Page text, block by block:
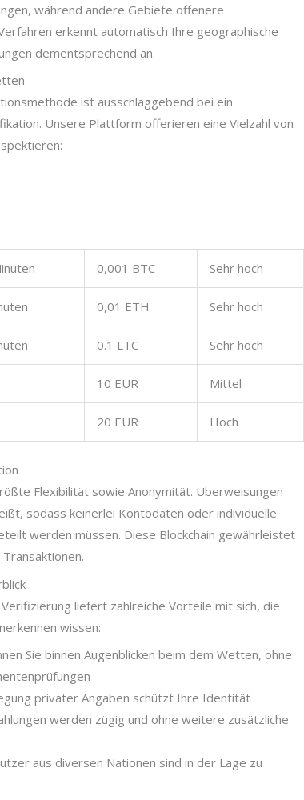
während andere Gebiete offenere
erkennt automatisch Ihre geographische
dementsprechend an.
ist ausschlaggebend bei ein
Unsere Plattform offerieren eine Vielzahl von
0,001 BTC Sehr hoch
0,01 ETH Sehr hoch
0.1 LTC Sehr hoch
10 EUR Mittel
20 EUR Hoch
Flexibilität sowie Anonymität. Überweisungen
sodass keinerlei Kontodaten oder individuelle
werden müssen. Diese Blockchain gewährleistet
liefert zahlreiche Vorteile mit sich, die
wissen:
Sie binnen Augenblicken beim dem Wetten, ohne
privater Angaben schützt Ihre Identität
werden zügig und ohne weitere zusätzliche
aus diversen Nationen sind in der Lage zu